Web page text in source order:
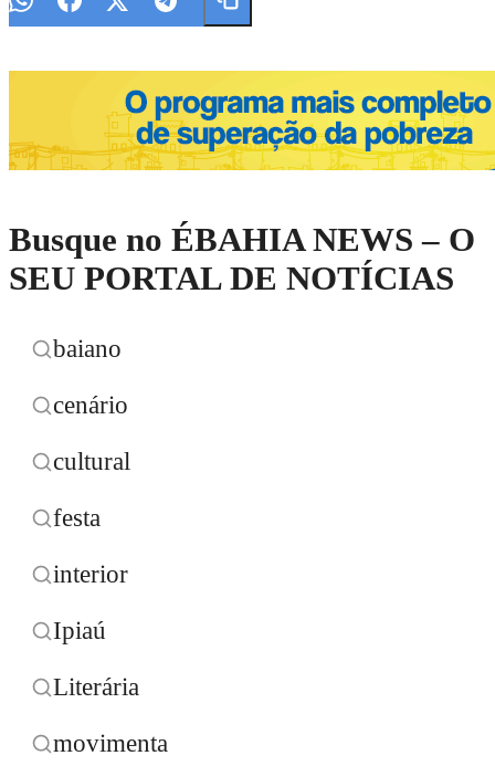
Busque no ÉBAHIA NEWS – O
SEU PORTAL DE NOTÍCIAS
baiano
cenário
cultural
festa
interior
Ipiaú
Literária
movimenta